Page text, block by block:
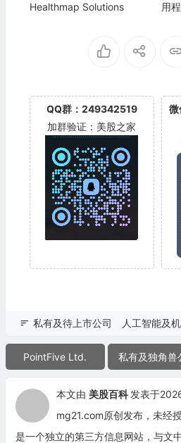
Healthmap Solutions
用
QQ群：249342519
加群验证：美股之家
私有及待上市公司 人工智能及
PointFive Ltd. 私有及独角兽
本文由 美股百科 发表于
mg21.com原创发布，未经
是一个独立的第三方信息网站，与文